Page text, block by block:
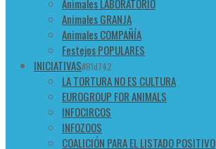
Animales LABORATORIO
Animales GRANJA
Animales COMPAÑÍA
Festejos POPULARES
INICIATIVAS#81d742
LA TORTURA NO ES CULTURA
EUROGROUP FOR ANIMALS
INFOCIRCOS
INFOZOOS
COALICIÓN PARA EL LISTADO POSITIVO